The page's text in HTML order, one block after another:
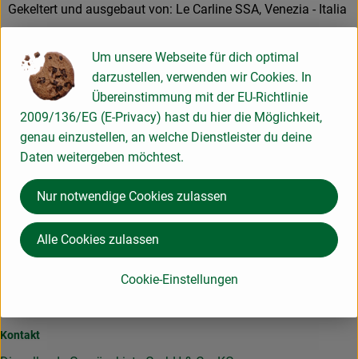
Gekeltert und ausgebaut von: Le Carline SSA, Venezia - Italia
Produktinformationen
Herkunft
Hersteller: Freiherr von Perger GmbH
82211 Breitbrunn am Ammersee Deutschland
zur Webseite
Hier für unseren Newsletter anmelden und keine Infos
Kontakt
Um unsere Webseite für dich optimal
darzustellen, verwenden wir Cookies. In
Übereinstimmung mit der EU-Richtlinie
2009/136/EG (E-Privacy) hast du hier die Möglichkeit,
genau einzustellen, an welche Dienstleister du deine
Daten weitergeben möchtest.
Cookie-Einstellungen
Nur notwendige Cookies zulassen
Alle Cookies zulassen